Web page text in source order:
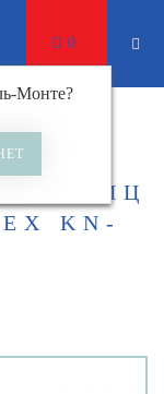
Монте?
0
KN-